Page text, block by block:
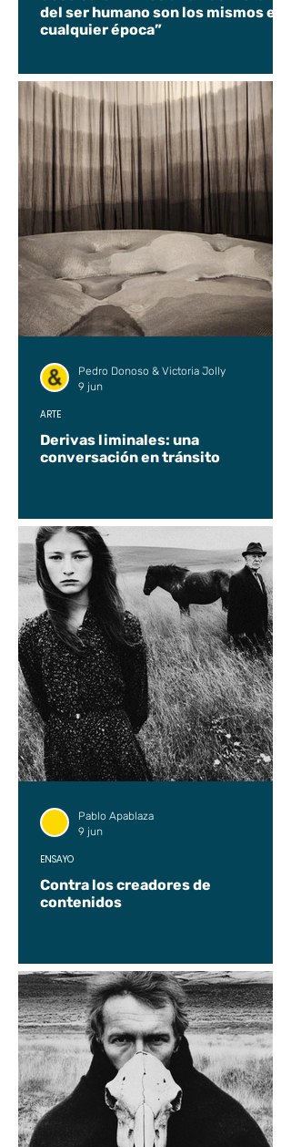
del ser humano son los mismos en
cualquier época”
Derivas liminales: una
conversación en tránsito
ARTE
Pedro Donoso & Victoria Jolly
9 jun
Contra los creadores de
contenidos
ENSAYO
Pablo Apablaza
9 jun